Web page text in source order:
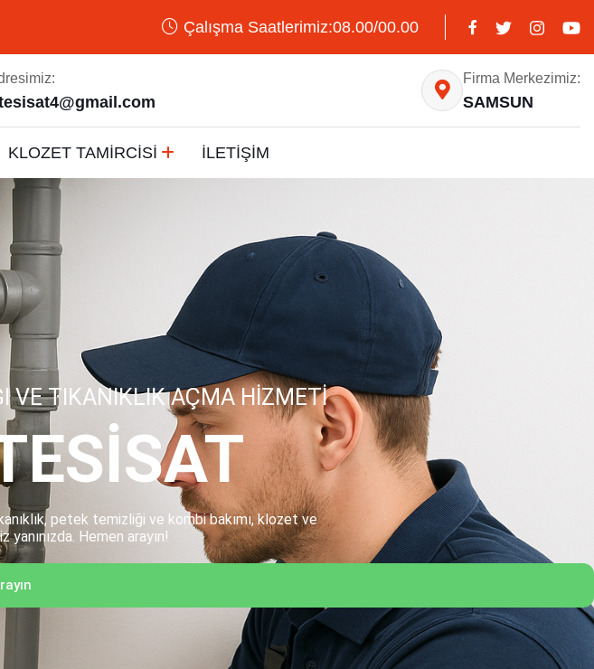
Çalışma Saatlerimiz:08.00/00.00
Firma Merkezimiz:
SAMSUN
KLOZET TAMİRCİSİ İLETİŞİM
VE TIKANIKLIK AÇMA HIZMETI
petek temizliği ve kombi bakımı, klozet ve
Hemen arayın!